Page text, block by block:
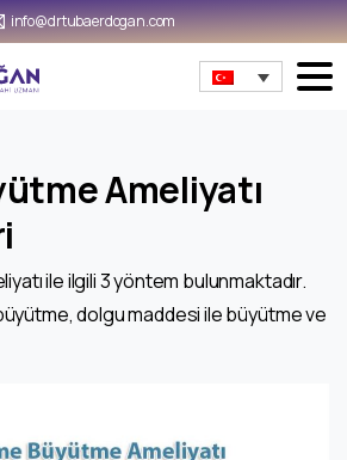
info@drtubaerdogan.com
Ameliyatı
ile ilgili 3 yöntem bulunmaktadır.
dolgu maddesi ile büyütme ve